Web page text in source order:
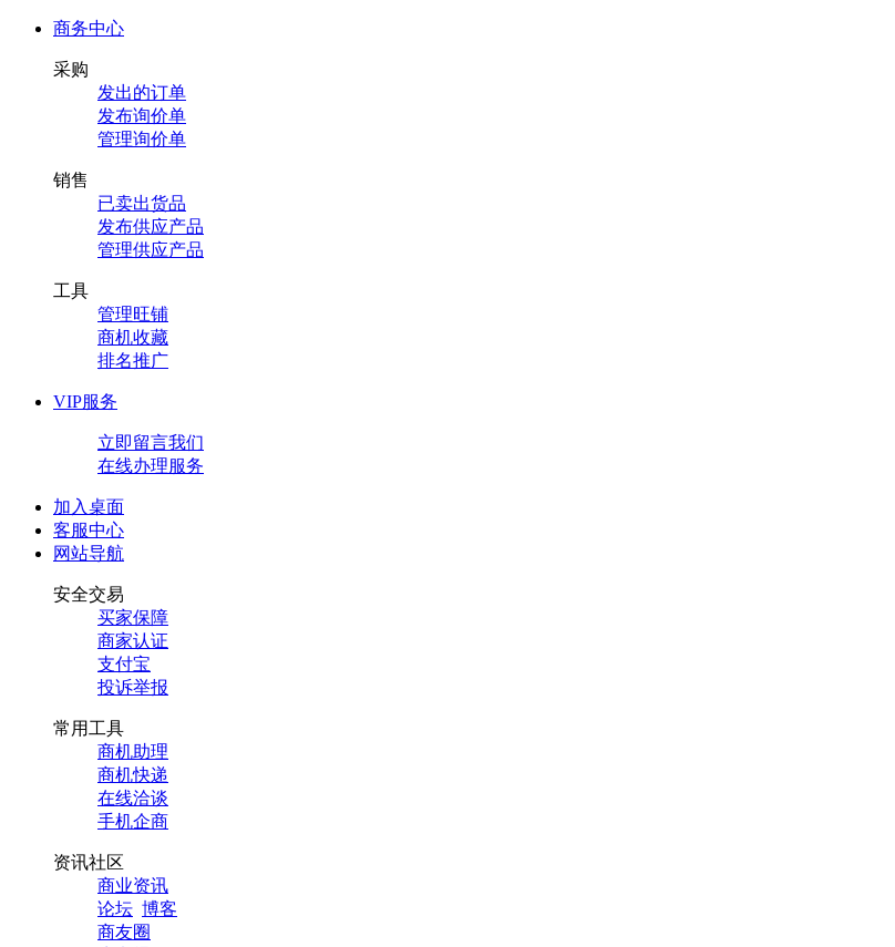
商务中心
采购
发出的订单
发布询价单
管理询价单
销售
已卖出货品
发布供应产品
管理供应产品
工具
管理旺铺
商机收藏
排名推广
VIP服务
立即留言我们
在线办理服务
加入桌面
客服中心
网站导航
安全交易
买家保障
商家认证
支付宝
投诉举报
常用工具
商机助理
商机快递
在线洽谈
手机企商
资讯社区
商业资讯
论坛 博客
商友圈